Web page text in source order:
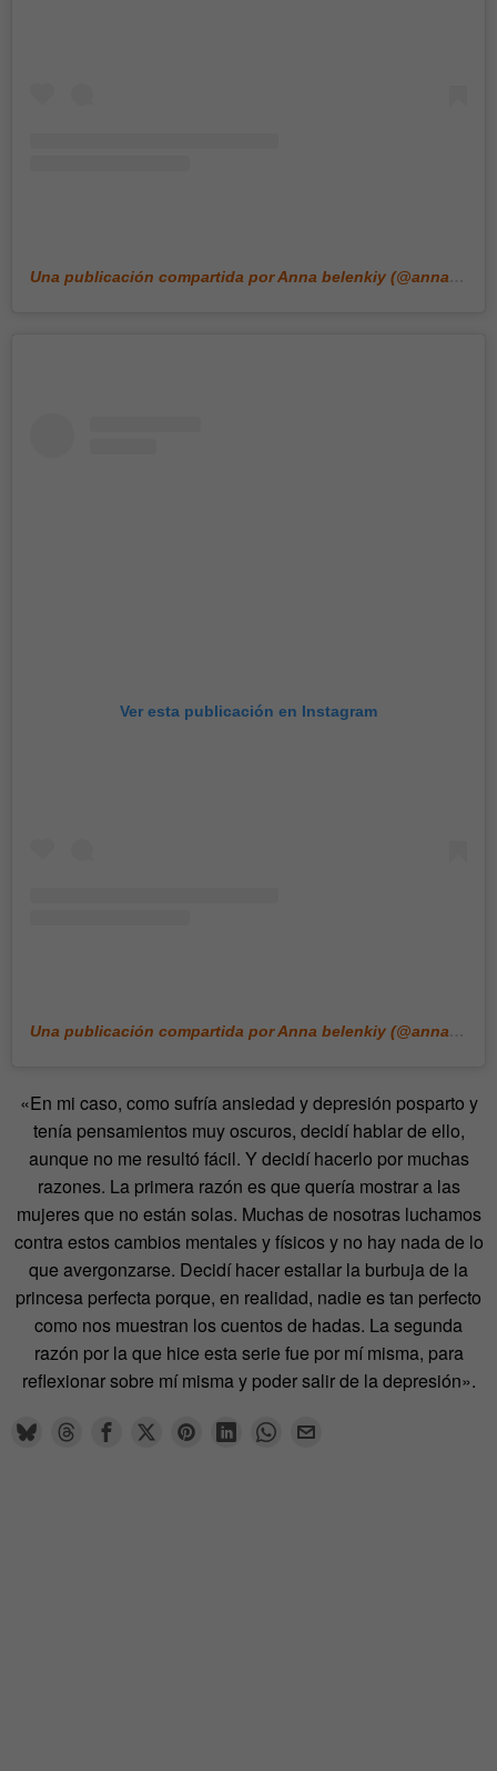
Ver esta publicación en Instagram
«En mi caso, como sufría ansiedad y depresión posparto y
tenía pensamientos muy oscuros, decidí hablar de ello,
aunque no me resultó fácil. Y decidí hacerlo por muchas
razones. La primera razón es que quería mostrar a las
mujeres que no están solas. Muchas de nosotras luchamos
contra estos cambios mentales y físicos y no hay nada de lo
que avergonzarse. Decidí hacer estallar la burbuja de la
princesa perfecta porque, en realidad, nadie es tan perfecto
como nos muestran los cuentos de hadas. La segunda
razón por la que hice esta serie fue por mí misma, para
reflexionar sobre mí misma y poder salir de la depresión».